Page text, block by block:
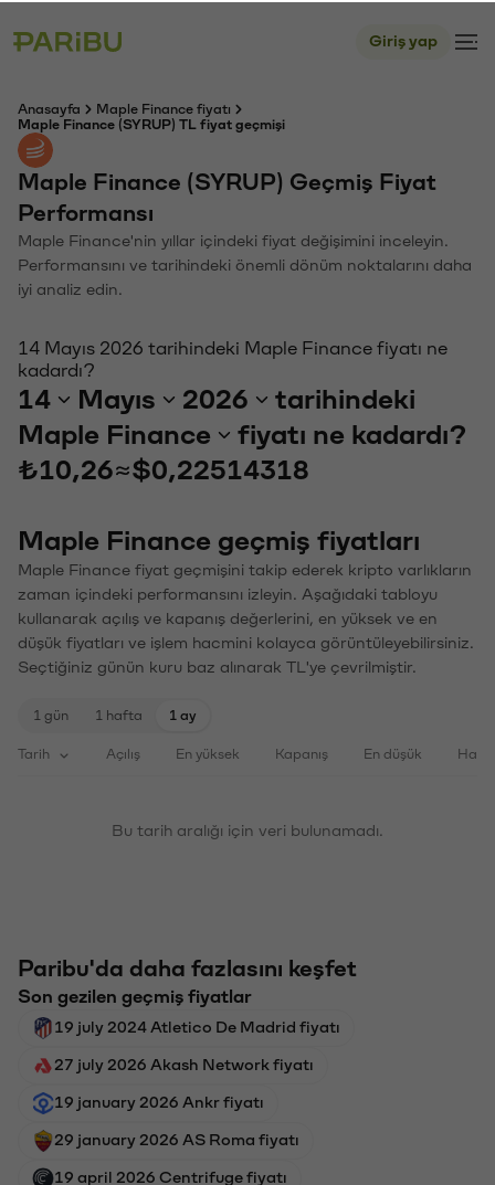
Giriş yap
Anasayfa
Maple Finance fiyatı
Maple Finance (SYRUP) TL fiyat geçmişi
Maple Finance (SYRUP) Geçmiş Fiyat
Performansı
Maple Finance'nin yıllar içindeki fiyat değişimini inceleyin.
Performansını ve tarihindeki önemli dönüm noktalarını daha
iyi analiz edin.
14 Mayıs 2026 tarihindeki Maple Finance fiyatı ne
kadardı?
14 Mayıs 2026
tarihindeki
Maple Finance
fiyatı ne kadardı?
₺10,26≈$0,22514318
Maple Finance geçmiş fiyatları
Maple Finance fiyat geçmişini takip ederek kripto varlıkların
zaman içindeki performansını izleyin. Aşağıdaki tabloyu
kullanarak açılış ve kapanış değerlerini, en yüksek ve en
düşük fiyatları ve işlem hacmini kolayca görüntüleyebilirsiniz.
Seçtiğiniz günün kuru baz alınarak TL'ye çevrilmiştir.
1 gün 1 hafta 1 ay
Tarih Açılış En yüksek Kapanış En düşük
Bu tarih aralığı için veri bulunamadı.
Paribu'da daha fazlasını keşfet
Son gezilen geçmiş fiyatlar
19 july 2024 Atletico De Madrid fiyatı
27 july 2026 Akash Network fiyatı
19 january 2026 Ankr fiyatı
29 january 2026 AS Roma fiyatı
19 april 2026 Centrifuge fiyatı